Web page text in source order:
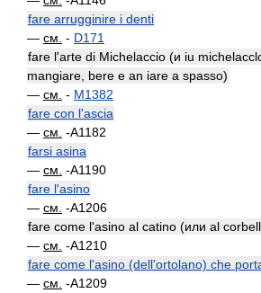
fare arrugginire i denti
— см. - D171
fare l'arte di Michelaccio (и iu
mangiare, bere e an iare a spasso)
— см. - M1382
fare con l'ascia
— см. -A1182
farsi asina
— см. -A1190
fare l'asino
— см. -A1206
fare come l'asino al catino (или al
— см. -A1210
fare come l'asino (dell'ortolano) che
— см. -A1209